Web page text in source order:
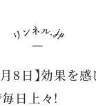
8日】効果を感
日上々！